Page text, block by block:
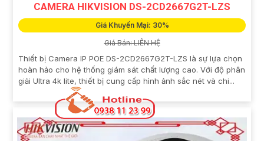
CAMERA HIKVISION DS-2CD2667G2T-LZS
Giá Khuyến Mại: 30%
Giá Bán: LIÊN HỆ
Thiết bị Camera IP POE DS-2CD2667G2T-LZS là sự lựa chọn
hoàn hảo cho hệ thống giám sát chất lượng cao. Với độ phân
giải Ultra 4k lite, thiết bị cung cấp hình ảnh sắc nét và chi...